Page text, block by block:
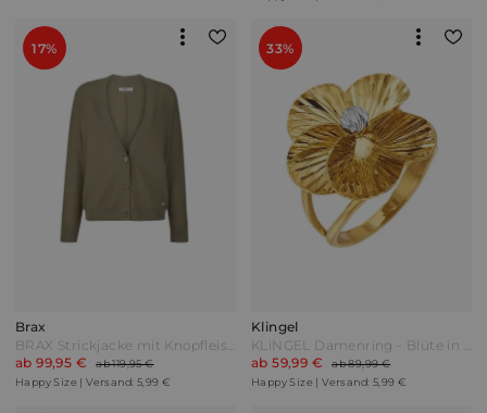
17%
Brax
BRAX Strickjacke mit Knopfleiste vorne Khaki Oliv
ab 99,95 €
ab 119,95 €
Happy Size | Versand: 5,99 €
33%
Klingel
KLiNGEL Damenring - Blüte in Silber 925 Bicolor
ab 59,99 €
ab 89,99 €
Happy Size | Versand: 5,99 €